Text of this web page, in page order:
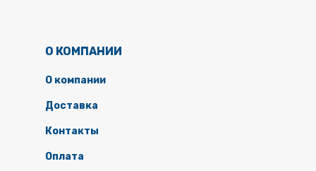
О КОМПАНИИ
О компании
Доставка
Контакты
Оплата